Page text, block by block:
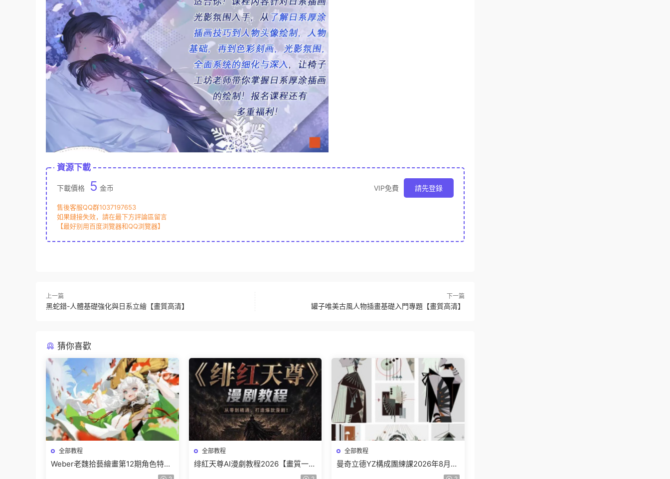
資源下載
下載價格 5 金币 VIP免費 請先登錄
售後客服QQ群1037197653
如果鏈接失效，請在最下方評論區留言
【最好别用百度浏覽器和QQ浏覽器】
上一篇
黑蛇錯-人體基礎強化與日系立繪【畫質高清】
下一篇
罐子唯美古風人物插畫基礎入門專題【畫質高清】
猜你喜歡
全部教程
Weber老魏拾藝繪畫第12期角色特訓
全部教程
绯紅天尊AI漫劇教程2026【畫質一般
全部教程
曼奇立德YZ構成團練課2026年8月已